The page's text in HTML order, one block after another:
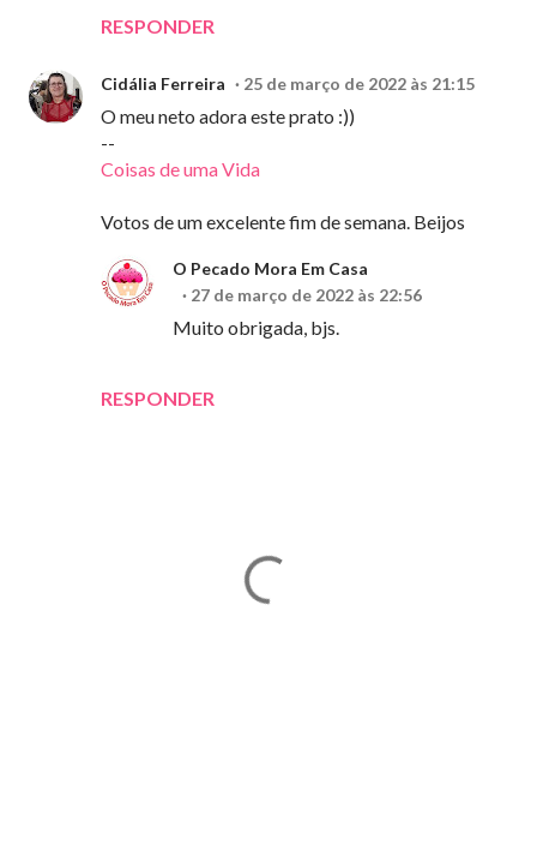
RESPONDER
Cidália Ferreira 25 de março de 2022 às 21:15
O meu neto adora este prato :))
--
Coisas de uma Vida
Votos de um excelente fim de semana. Beijos
RESPONDER
O Pecado Mora Em Casa
27 de março de 2022 às 22:56
Muito obrigada, bjs.